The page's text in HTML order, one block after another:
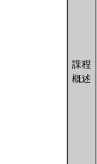
課程
概述